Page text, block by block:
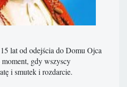
lat od odejścia do Domu Ojca
moment, gdy wszyscy
i smutek i rozdarcie.